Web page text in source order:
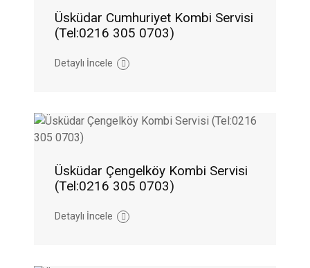
Üsküdar Cumhuriyet Kombi Servisi
(Tel:0216 305 0703)
Detaylı İncele
Üsküdar Çengelköy Kombi Servisi
(Tel:0216 305 0703)
Detaylı İncele